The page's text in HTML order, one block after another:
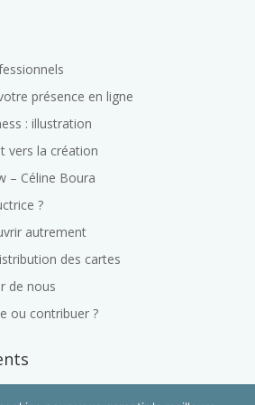
présence en ligne
: illustration
vers la création
– Céline Boura
?
autrement
des cartes
de nous
ou contribuer ?